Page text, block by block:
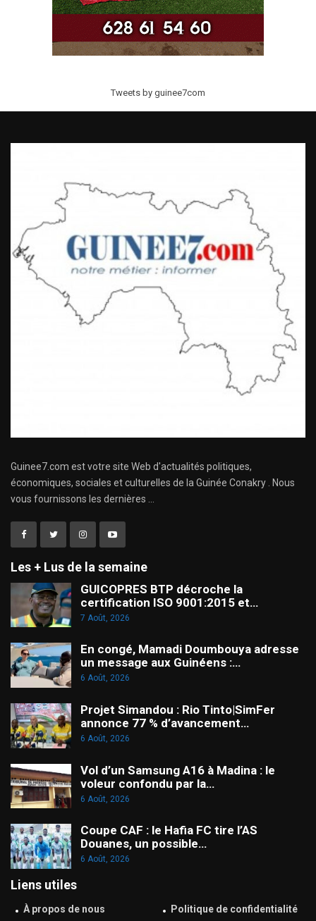
Tweets by guinee7com
Guinee7.com est votre site Web d'actualités politiques,
économiques, sociales et culturelles de la Guinée Conakry . Nous
vous fournissons les dernières ...
Les + Lus de la semaine
GUICOPRES BTP décroche la
certification ISO 9001:2015 et…
7 Août, 2026
En congé, Mamadi Doumbouya adresse
un message aux Guinéens :…
6 Août, 2026
Projet Simandou : Rio Tinto|SimFer
annonce 77 % d’avancement…
6 Août, 2026
Vol d’un Samsung A16 à Madina : le
voleur confondu par la…
6 Août, 2026
Coupe CAF : le Hafia FC tire l’AS
Douanes, un possible…
6 Août, 2026
Liens utiles
À propos de nous Politique de confidentialité